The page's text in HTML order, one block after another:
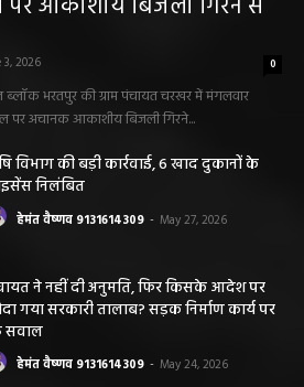
पर आकाशीय बिजली गिरने से
2026 0
भरतपुर की ग्राम पंचायत चरखर में मंगलवार
पर अचानक आकाशीय बिजली गिरने...
विभाग की बड़ी कार्रवाई, 6 खाद दुकानों के
निलंबित
हेमंत वैष्णव 9131614309 - May 27, 2026
ने नहीं दी अनुमति, फिर किसके आदेश पर
गया सरकारी तालाब? सड़क निर्माण कार्य पर
सवाल
हेमंत वैष्णव 9131614309 - May 24, 2026